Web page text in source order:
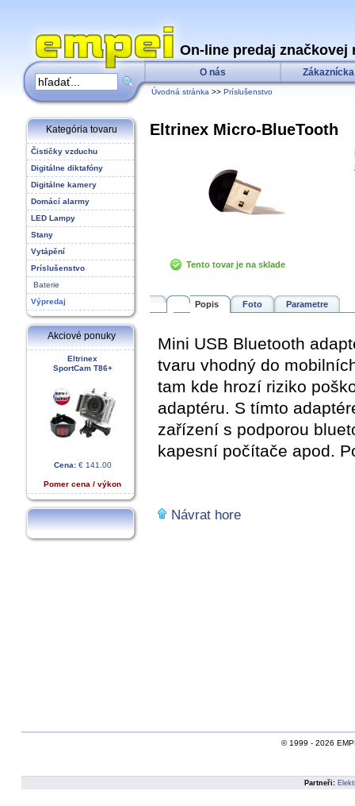
On-line predaj
O nás
Úvodná stránka >> Príslušenstvo
Kategória tovaru
Čističky vzduchu
Digitálne diktafóny
Digitálne kamery
Domácí alarmy
LED Lampy
Stany
Vytápění
Príslušenstvo
Baterie
Výpredaj
Akciové ponuky
Eltrinex
SportCam T86+
Cena:€ 141.00
Pomer cena / výkon
Eltrinex Micro-BlueTooth
Tento tovar je na sklade
Popis Foto Parametre
Mini USB Bluetooth
tvaru vhodný do
tam kde hrozí riziko
adaptéru. S tímto
zařízení s podporou
kapesní počítače apod.
Návrat hore
© 1999 - 2026
Partneři: